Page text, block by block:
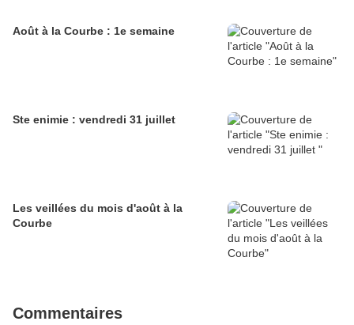
Août à la Courbe : 1e semaine
Ste enimie : vendredi 31 juillet
Les veillées du mois d'août à la
Courbe
Commentaires